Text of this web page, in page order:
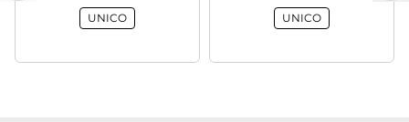
UNICO
UNICO